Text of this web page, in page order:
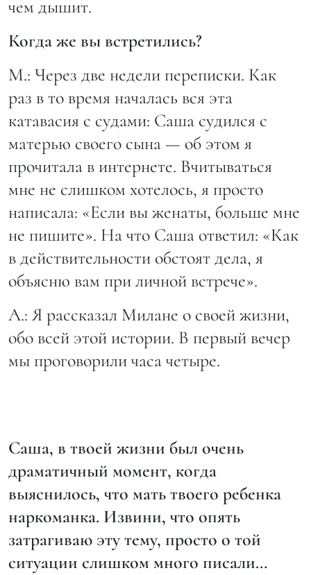
чем дышит.
Когда же вы встретились?
М.: Через две недели переписки. Как
раз в то время началась вся эта
катавасия с судами: Саша судился с
матерью своего сына — об этом я
прочитала в интернете. Вчитываться
мне не слишком хотелось, я просто
написала: «Если вы женаты, больше мне
не пишите». На что Саша ответил: «Как
в действительности обстоят дела, я
объясню вам при личной встрече».
А.: Я рассказал Милане о своей жизни,
обо всей этой истории. В первый вечер
мы проговорили часа четыре.
Саша, в твоей жизни был очень
драматичный момент, когда
выяснилось, что мать твоего ребенка
наркоманка. Извини, что опять
затрагиваю эту тему, просто о той
ситуации слишком много писали…